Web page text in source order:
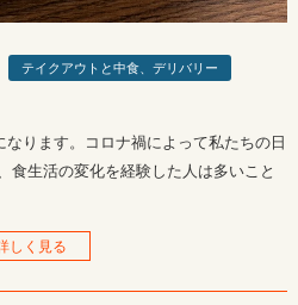
テイクアウトと中食、デリバリー
ります。コロナ禍によって私たちの日
食生活の変化を経験した人は多いこと
しく見る